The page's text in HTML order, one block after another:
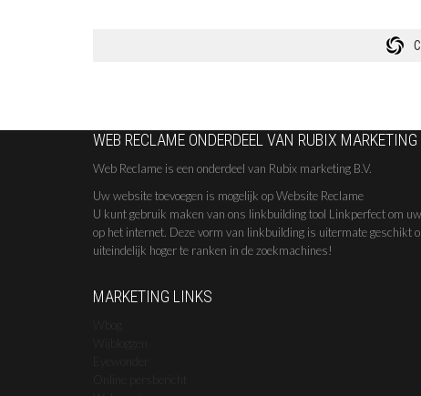
WEB RECLAME ONDERDEEL VAN RUBIX MARKETING
Web Reclame is een onderdeel van Rubix marketing B.V.
Uw website toevoegen is mogelijk op Website Reclame
U kunt gebruik maken van ons linkbuilding tool Linkperfect om
op het internet. Deze vorm van linkbuilding is uitermate geschikt
uiteindelijk hoger te ranken in de zoekmachines!
MARKETING LINKS